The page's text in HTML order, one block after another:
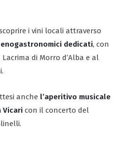
i vini locali attraverso
dedicati, con
di Morro d’Alba e al
anche l’aperitivo musicale
Vicari con il concerto del